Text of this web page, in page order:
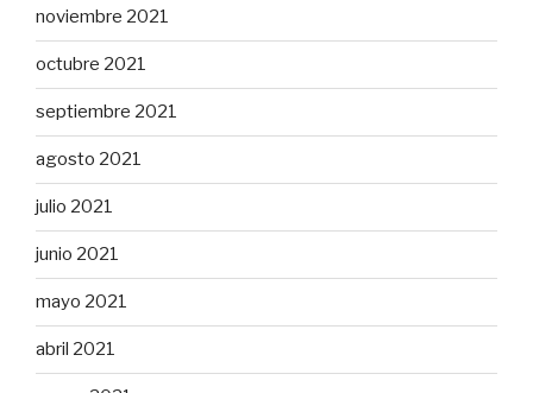
noviembre 2021
octubre 2021
septiembre 2021
agosto 2021
julio 2021
junio 2021
mayo 2021
abril 2021